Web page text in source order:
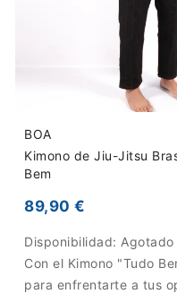
BOA
Kimono de Jiu-Jitsu
Bem
89,90 €
Disponibilidad: Agotado
Con el Kimono "Tudo
para enfrentarte a tus